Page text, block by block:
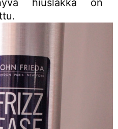
hiuslakka on